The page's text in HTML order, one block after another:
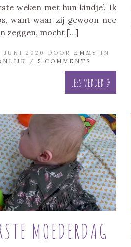
weken met hun kindje’. Ik
want waar zij gewoon nee
zeggen, mocht […]
JUNI 2020 DOOR EMMY
IN
/ 5 COMMENTS
Lees verder »
MOEDERDAG